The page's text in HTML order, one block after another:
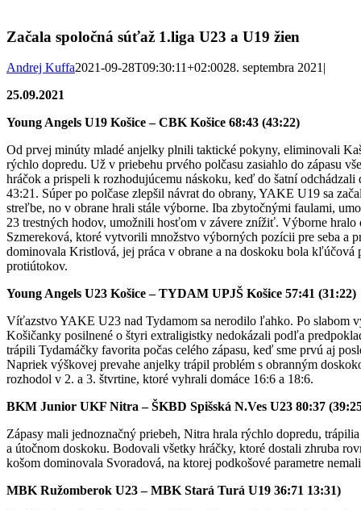
Začala spoločná súťaž 1.liga U23 a U19 žien
Andrej Kuffa2021-09-28T09:30:11+02:0028. septembra 2021|
25.09.2021
Young Angels U19 Košice – CBK Košice 68:43 (43:22)
Od prvej minúty mladé anjelky plnili taktické pokyny, eliminovali
rýchlo dopredu. Už v priebehu prvého polčasu zasiahlo do zápasu
hráčok a prispeli k rozhodujúcemu náskoku, keď do šatní odchádzali
43:21. Súper po polčase zlepšil návrat do obrany, YAKE U19 sa
streľbe, no v obrane hrali stále výborne. Iba zbytočnými faulami,
23 trestných hodov, umožnili hosťom v závere znížiť. Výborne
Szmereková, ktoré vytvorili množstvo výborných pozícii pre seba a
dominovala Kristlová, jej práca v obrane a na doskoku bola kľúčová
protiútokov.
Young Angels U23 Košice – TYDAM UPJŠ Košice 57:41 (31:22)
Víťazstvo YAKE U23 nad Tydamom sa nerodilo ľahko. Po slabom
Košičanky posilnené o štyri extraligistky nedokázali podľa
trápili Tydamáčky favorita počas celého zápasu, keď sme prvú aj
Napriek výškovej prevahe anjelky trápil problém s obranným
rozhodol v 2. a 3. štvrtine, ktoré vyhrali domáce 16:6 a 18:6.
BKM Junior UKF Nitra – ŠKBD Spišská N.Ves U23 80:37
Zápasy mali jednoznačný priebeh, Nitra hrala rýchlo dopredu,
a útočnom doskoku. Bodovali všetky hráčky, ktoré dostali zhruba
košom dominovala Svoradová, na ktorej podkošové parametre
MBK Ružomberok U23 – MBK Stará Turá U19 36:71 13:31)